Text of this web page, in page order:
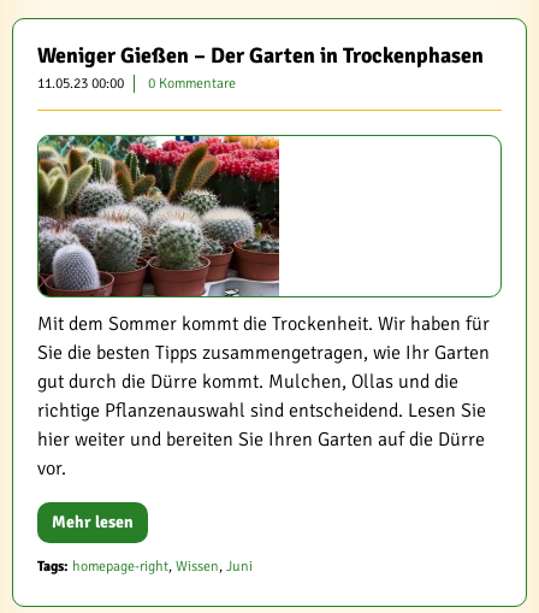
Weniger Gießen – Der Garten in Trockenphasen
11.05.23 00:00 0 Kommentare
Mit dem Sommer kommt die Trockenheit. Wir haben für
Sie die besten Tipps zusammengetragen, wie Ihr Garten
gut durch die Dürre kommt. Mulchen, Ollas und die
richtige Pflanzenauswahl sind entscheidend. Lesen Sie
hier weiter und bereiten Sie Ihren Garten auf die Dürre
vor.
Mehr lesen
Tags: homepage-right, Wissen, Juni